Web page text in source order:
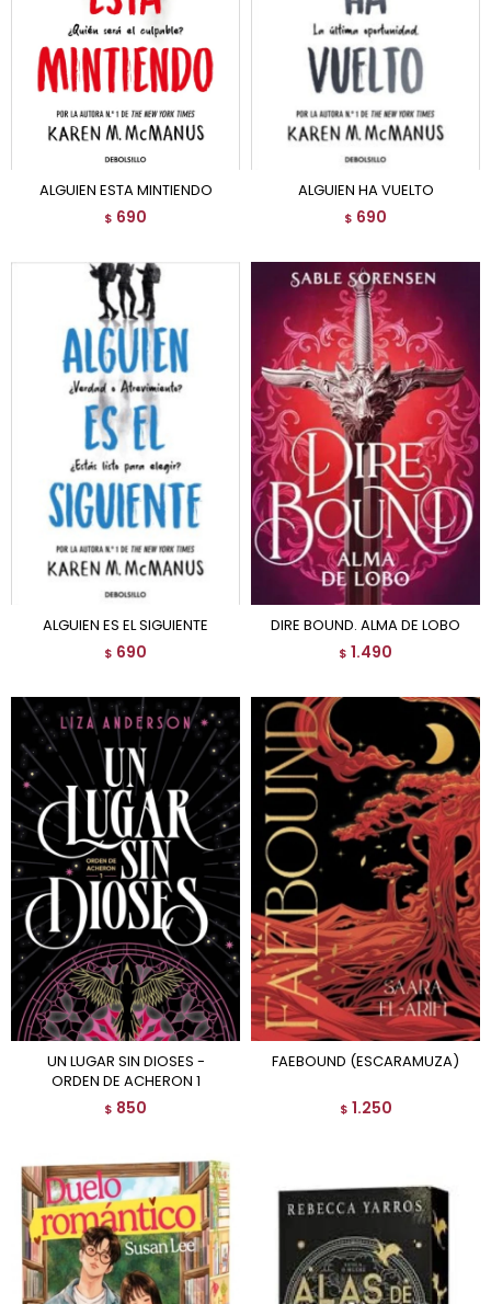
ALGUIEN ESTA MINTIENDO
$ 690
ALGUIEN HA VUELTO
$ 690
ALGUIEN ES EL SIGUIENTE
$ 690
DIRE BOUND. ALMA DE LOBO
$ 1.490
UN LUGAR SIN DIOSES -
ORDEN DE ACHERON 1
$ 850
FAEBOUND (ESCARAMUZA)
$ 1.250